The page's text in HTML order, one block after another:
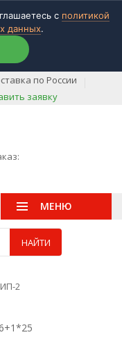
с политикой
данных.
по России
заявку
НАЙТИ
МЕНЮ
2